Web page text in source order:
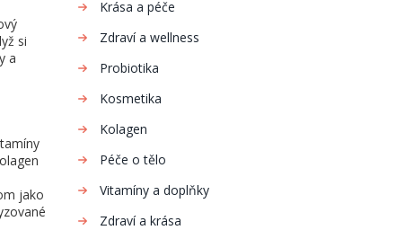
si
a
jako
Krása a péče
Zdraví a wellness
Probiotika
Kosmetika
Kolagen
Péče o tělo
Vitamíny a doplňky
Zdraví a krása